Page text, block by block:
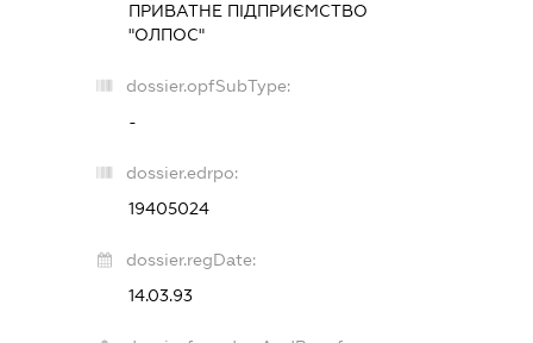
ПРИВАТНЕ ПІДПРИЄМСТВО
"ОЛПОС"
dossier.opfSubType:
-
dossier.edrpo:
19405024
dossier.regDate:
14.03.93